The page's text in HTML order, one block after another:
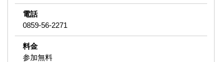
電話
0859-56-2271
料金
参加無料